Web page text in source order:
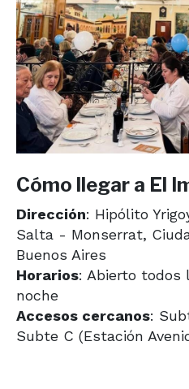
Cómo llegar a El
Dirección: Hipólito
Salta - Monserrat,
Buenos Aires
Horarios: Abierto todos
noche
Accesos cercanos:
Subte C (Estación